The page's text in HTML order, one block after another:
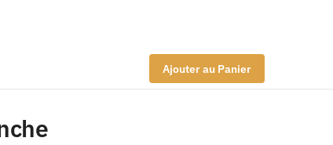
Ajouter au Panier